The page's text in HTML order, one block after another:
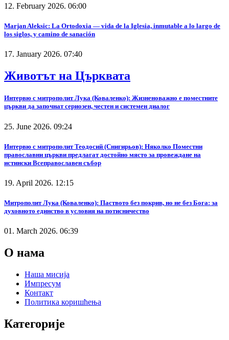
12. February 2026. 06:00
Marjan Aleksic: La Ortodoxia — vida de la Iglesia, inmutable a lo largo de
los siglos, y camino de sanación
17. January 2026. 07:40
Животът на Църквата
Интервю с митрополит Лука (Коваленко): Жизненоважно е поместните
църкви да започнат сериозен, честен и системен диалог
25. June 2026. 09:24
Интервю с митрополит Теодосий (Снигирьов): Няколко Поместни
православни църкви предлагат достойно място за провеждане на
истински Всеправославен събор
19. April 2026. 12:15
Митрополит Лука (Коваленко): Паството без покрив, но не без Бога: за
духовното единство в условия на потисничество
01. March 2026. 06:39
О нама
Наша мисија
Импресум
Контакт
Политика коришћења
Категорије